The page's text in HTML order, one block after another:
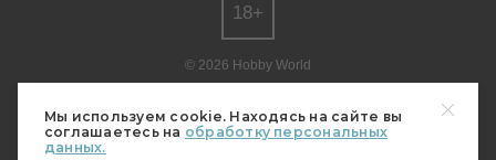
Мы используем cookie. Находясь на сайте вы
соглашаетесь на обработку персональных
данных.
© 2026 Hobby World
редакции.
Мнение авторов может не совпадать с мнением редакции.
Свидетельство о регистрации СМИ серия Эл № ФС77-82485
18+